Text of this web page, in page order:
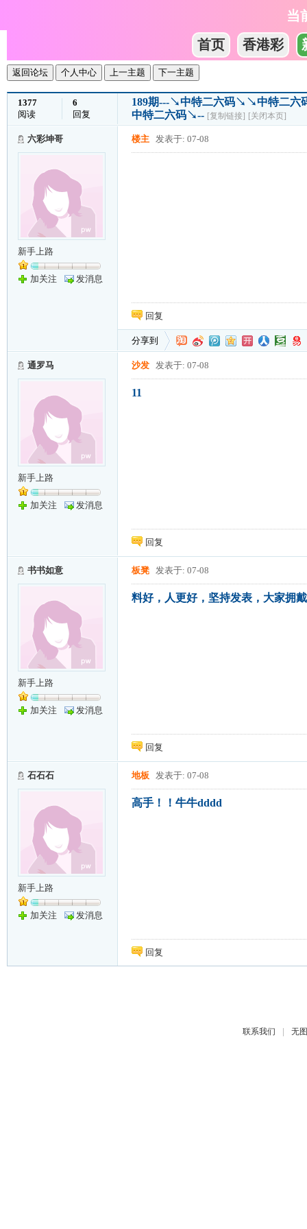
当
首页
香港彩
返回论坛 个人中心 上一主题 下一主题
1377
阅读
6
回复
189期---↘中特二六码↘↘中特二
中特二六码↘-- [复制链接] [关闭本页]
六彩坤哥
新手上路
加关注 发消息
楼主 发表于: 07-08
回复
分享到
通罗马
新手上路
加关注 发消息
沙发 发表于: 07-08
11
回复
书书如意
新手上路
加关注 发消息
板凳 发表于: 07-08
料好，人更好，坚持发表，大家拥
回复
石石石
新手上路
加关注 发消息
地板 发表于: 07-08
高手！！牛牛dddd
回复
联系我们 | 无